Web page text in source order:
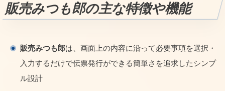
販売みつも郎の主な特徴や機能
販売みつも郎は、画面上の内容に沿って必要事項を選択・
入力するだけで伝票発行ができる簡単さを追求したシンプ
ル設計